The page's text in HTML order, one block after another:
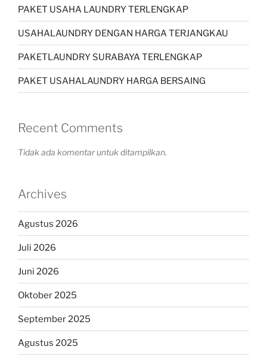
PAKET USAHA LAUNDRY TERLENGKAP
USAHALAUNDRY DENGAN HARGA TERJANGKAU
PAKETLAUNDRY SURABAYA TERLENGKAP
PAKET USAHALAUNDRY HARGA BERSAING
Recent Comments
Tidak ada komentar untuk ditampilkan.
Archives
Agustus 2026
Juli 2026
Juni 2026
Oktober 2025
September 2025
Agustus 2025